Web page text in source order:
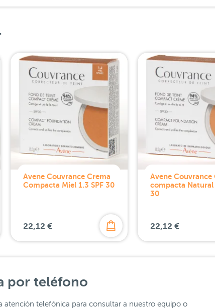
Avene Couvrance Crema
Compacta Miel 1.3 SPF 30
22,12 €
Avene Couvrance
compacta Natural
30
22,12 €
por teléfono
atención telefónica para consultar a nuestro equipo o